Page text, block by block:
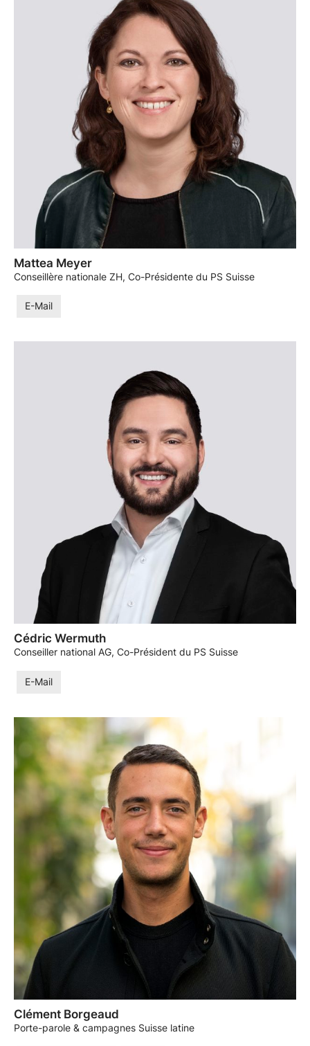
Mattea Meyer
Conseillère nationale ZH, Co-Présidente du PS Suisse
E-Mail
Cédric Wermuth
Conseiller national AG, Co-Président du PS Suisse
E-Mail
Clément Borgeaud
Porte-parole & campagnes Suisse latine